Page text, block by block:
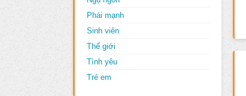
Phái mạnh
Sinh viên
Thế giới
Tình yêu
Trẻ em